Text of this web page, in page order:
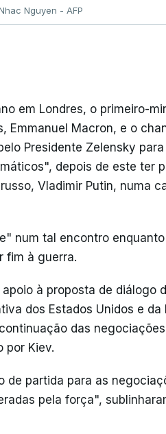
Nguyen - AFP
em Londres, o primeiro-
Emmanuel Macron, e o
Presidente Zelensky
depois de este ter
Vladimir Putin, numa
num tal encontro
fim à guerra.
à proposta de diálogo
dos Estados Unidos e da
das
por Kiev.
de partida para as
pela força",